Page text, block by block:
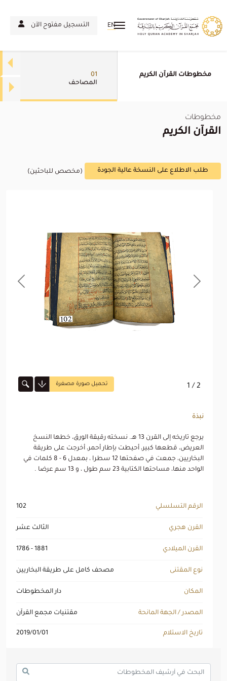
التسجيل مفتوح الآن EN
مخطوطات القرآن الكريم
01
المصاحف
مخطوطات
القرآن الكريم
(مخصص للباحثين) طلب الاطلاع على النسخة عالية الجودة
Next
تحميل صورة مصغرة 1 / 2
نبذة
يرجع تاريخه إلى القرن 13 هـ. نسخته رقيقة الورق، خطها النسخ
العريض، قطعها كبير، أحيطت بإطار أحمر، أخرجت على طريقة
البخاريين، جمعت في صفحتها 12 سطرا ، بمعدل 6 - 8 كلمات في
الواحد منها، مساحتها الكتابية 23 سم طول ، و 13 سم عرضا .
102 الرقم التسلسلي
الثالث عشر القرن هجري
1786 - 1881 القرن الميلادي
مصحف كامل على طريقة البخاريين نوع المقتنى
دار المخطوطات المكان
مقتنيات مجمع القرآن المصدر / الجهة المانحة
2019/01/01 تاريخ الاستلام